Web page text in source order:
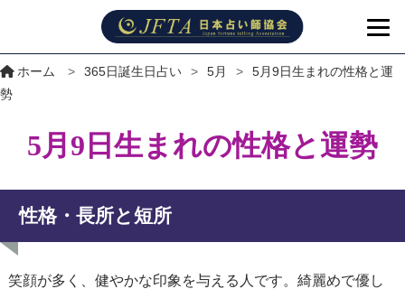
ホーム > 365日誕生日占い > 5月 >
5月9日生まれの性格と運
勢
5月9日生まれの性格と運勢
性格・長所と短所
笑顔が多く、健やかな印象を与える人です。綺麗めで優し